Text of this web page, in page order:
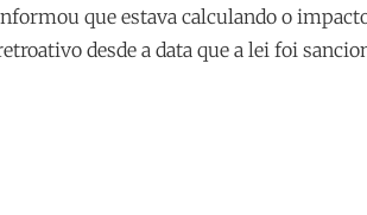
que estava calculando o
desde a data que a lei foi